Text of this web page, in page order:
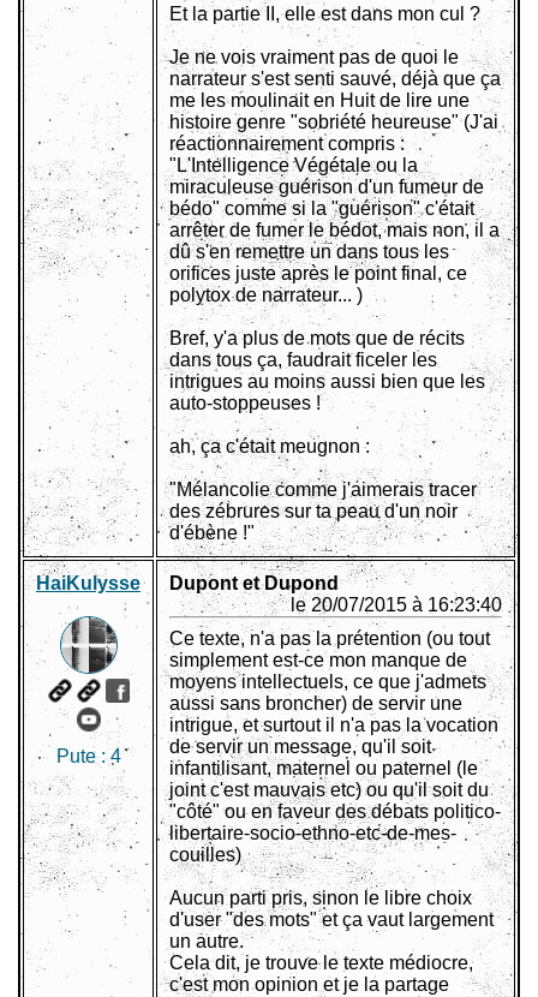
Et la partie II, elle est dans mon cul ?
Je ne vois vraiment pas de quoi le
narrateur s'est senti sauvé, déjà que ça
me les moulinait en Huit de lire une
histoire genre "sobriété heureuse" (J'ai
réactionnairement compris :
"L'Intelligence Végétale ou la
miraculeuse guérison d'un fumeur de
bédo" comme si la "guérison" c'était
arrêter de fumer le bédot, mais non, il a
dû s'en remettre un dans tous les
orifices juste après le point final, ce
polytox de narrateur... )
Bref, y'a plus de mots que de récits
dans tous ça, faudrait ficeler les
intrigues au moins aussi bien que les
auto-stoppeuses !
ah, ça c'était meugnon :
"Mélancolie comme j'aimerais tracer
des zébrures sur ta peau d'un noir
d'ébène !"
HaiKulysse
Pute :4
Dupont et Dupond
le 20/07/2015 à 16:23:40
Ce texte, n'a pas la prétention (ou tout
simplement est-ce mon manque de
moyens intellectuels, ce que j'admets
aussi sans broncher) de servir une
intrigue, et surtout il n'a pas la vocation
de servir un message, qu'il soit
infantilisant, maternel ou paternel (le
joint c'est mauvais etc) ou qu'il soit du
"côté" ou en faveur des débats politico-
libertaire-socio-ethno-etc-de-mes-
couilles)
Aucun parti pris, sinon le libre choix
d'user "des mots" et ça vaut largement
un autre.
Cela dit, je trouve le texte médiocre,
c'est mon opinion et je la partage